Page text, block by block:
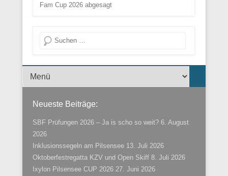
Fam Cup 2026 abgesagt
Suche
Menü der Fußzeile
Neueste Beiträge:
SBF Prüfungen 2026 – Ja is scho so weit? 6. August
2026
Inklusionssegeln am Pilsensee 13. Juli 2026
Oktoberfestregatta KZV und Open Skiff 8. Juli 2026
Ixylon Pilsensee CUP 2026 27. Juni 2026